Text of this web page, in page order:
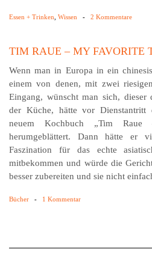
Essen + Trinken Wissen - 2 Kommentare
TIM RAUE – MY FAVORITE
Wenn man in Europa in ein
einem von denen, mit zwei
Eingang, wünscht man sich,
der Küche, hätte vor Dienstantritt
neuem Kochbuch „Tim
herumgeblättert. Dann hätte er
Faszination für das echte
mitbekommen und würde die
besser zubereiten und sie nicht
Bücher - 1 Kommentar